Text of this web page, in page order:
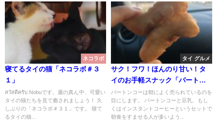
ネコラボ
寝てるタイの猫「ネコラボ＃３
１」
สวัสดีครับ Nobuです。週の真ん中、可愛い
タイの猫たちを見て癒されましょう！ 久
しぶりの「ネコラボ＃３１」です。 寝て
るタイの猫...
タイ グルメ
サク！フワ！ほんのり甘い！タ
イのお手軽スナック「パートン
コー」
パートンコーは朝によく売られているのを
目にします。 パートンコーと豆乳、もし
くはインスタントコーヒーというセットで
朝食をすませる人が多いよう...